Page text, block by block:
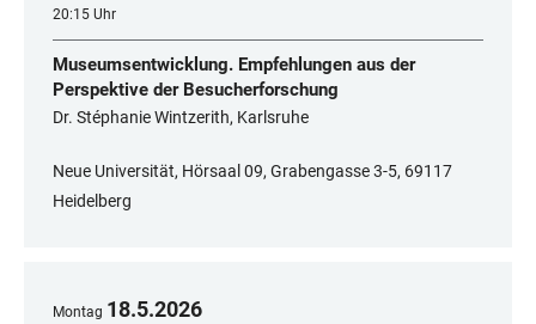
20:15 Uhr
Museumsentwicklung. Empfehlungen aus der
Perspektive der Besucherforschung
Dr. Stéphanie Wintzerith, Karlsruhe
Neue Universität, Hörsaal 09, Grabengasse 3-5, 69117
Heidelberg
Montag 18.5.2026